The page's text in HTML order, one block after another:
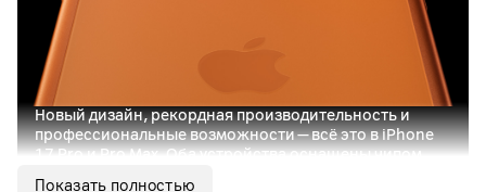
Новый дизайн, рекордная производительность и
профессиональные возможности — всё это в iPhone
17 Pro и Pro Max. Оба устройства оснащены чипом
Показать полностью